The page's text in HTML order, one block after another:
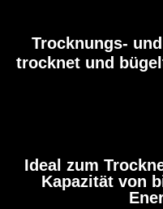
Trocknungs-
trocknet und
Ideal zum
Kapazität von